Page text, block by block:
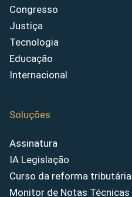
Congresso
Justiça
Tecnologia
Educação
Internacional
Soluções
Assinatura
IA Legislação
Curso da reforma tributária
Monitor de Notas Técnicas